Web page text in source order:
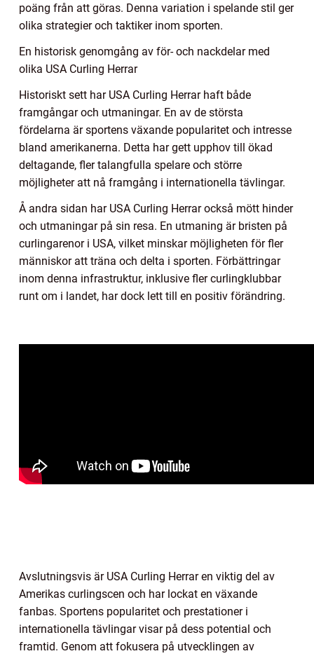
poäng från att göras. Denna variation i spelande stil ger
olika strategier och taktiker inom sporten.
En historisk genomgång av för- och nackdelar med
olika USA Curling Herrar
Historiskt sett har USA Curling Herrar haft både
framgångar och utmaningar. En av de största
fördelarna är sportens växande popularitet och intresse
bland amerikanerna. Detta har gett upphov till ökad
deltagande, fler talangfulla spelare och större
möjligheter att nå framgång i internationella tävlingar.
Å andra sidan har USA Curling Herrar också mött hinder
och utmaningar på sin resa. En utmaning är bristen på
curlingarenor i USA, vilket minskar möjligheten för fler
människor att träna och delta i sporten. Förbättringar
inom denna infrastruktur, inklusive fler curlingklubbar
runt om i landet, har dock lett till en positiv förändring.
Avslutningsvis är USA Curling Herrar en viktig del av
Amerikas curlingscen och har lockat en växande
fanbas. Sportens popularitet och prestationer i
internationella tävlingar visar på dess potential och
framtid. Genom att fokusera på utvecklingen av